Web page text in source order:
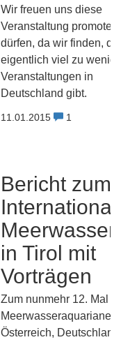
Wir freuen uns diese
Veranstaltung promoten
dürfen, da wir finden,
eigentlich viel zu wenig
Veranstaltungen in
Deutschland gibt.
11.01.2015 1
Bericht zum
in Tirol mit
Vorträgen
Zum nunmehr 12. Mal
Meerwasseraquarianer
Österreich,